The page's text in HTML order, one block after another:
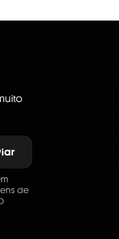
de